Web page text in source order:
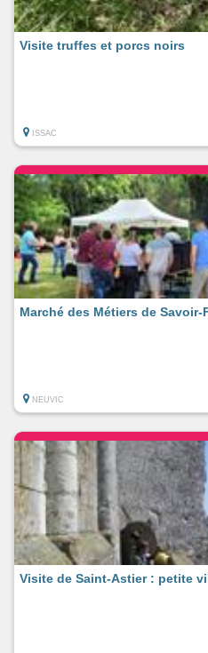
Visite truffes et porcs noirs
ISSAC
Marché des Métiers de Savoir-
NEUVIC
Visite de Saint-Astier : petite